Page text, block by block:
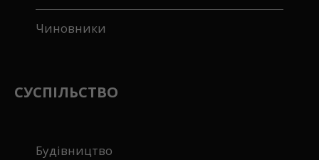
Чиновники
СУСПІЛЬСТВО
Будівництво